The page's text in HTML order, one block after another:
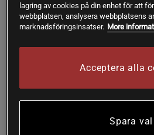
Fri frakt över 199 kr Fri retur 14
SKU #U10057R | EAN8058132494763
Sportbehå för den högpresterande!
liknande aktiviteter.
Läs mer
lagring av cookies på din enhet för att
webbplatsen, analysera webbplatsens
marknadsföringsinsatser. More
Acceptera alla
Spara val